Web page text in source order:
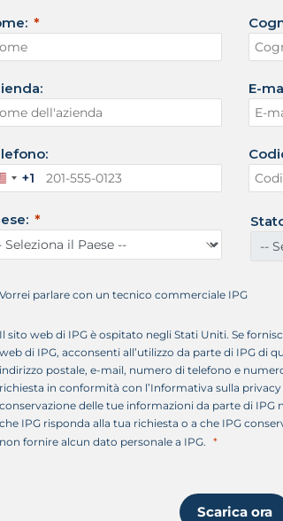
E-
n
t
i
+
1
+1
Vorrei parlare con un tecnico commerciale IPG
Il sito web di IPG è ospitato negli Stati Uniti. Se
web di IPG, acconsenti all’utilizzo da parte di IPG di
indirizzo postale, e-mail, numero di telefono e
richiesta in conformità con l’Informativa sulla
conservazione delle tue informazioni da parte di IPG
che IPG risponda alla tua richiesta o a che IPG
non fornire alcun dato personale a IPG.
Scarica ora